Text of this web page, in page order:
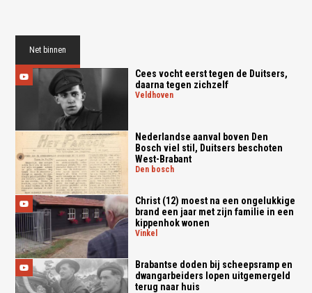
Net binnen
Cees vocht eerst tegen de Duitsers,
daarna tegen zichzelf
veldhoven
Nederlandse aanval boven Den
Bosch viel stil, Duitsers beschoten
West-Brabant
den bosch
Christ (12) moest na een ongelukkige
brand een jaar met zijn familie in een
kippenhok wonen
vinkel
Brabantse doden bij scheepsramp en
dwangarbeiders lopen uitgemergeld
terug naar huis